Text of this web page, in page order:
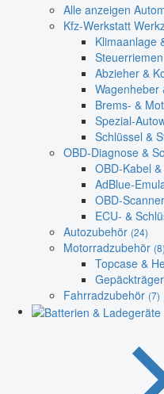
Alle anzeigen
Kfz-Werkstatt
Klimaanlage
Abzieher &
Wagenheber
Brems- &
Spezial-
Schlüssel &
OBD-Diagnose &
OBD-Kabel
AdBlue-
OBD-
ECU- &
Autozubehör (24)
Motorradzubehör (8)
Topcase &
Fahrradzubehör (7)